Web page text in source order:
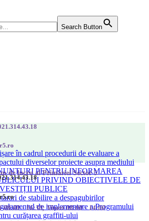
Search Button
în cadrul procedurii de evaluare a
diverselor proiecte asupra mediului
PENTRU INFORMAREA
PRIVIND OBIECTIVELE DE
PUBLICE
de stabilire a despagubirilor
de implementare a Programului
curățarea graffiti-ului
de lucru al Primăriei Sector 5
08:00 - 16:30; Vineri 08:00 - 14:00